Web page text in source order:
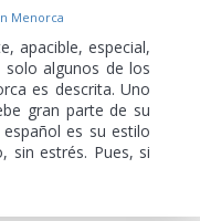
Menorca
apacible, especial,
algunos de los
es descrita. Uno
gran parte de su
es su estilo
sin estrés. Pues, si